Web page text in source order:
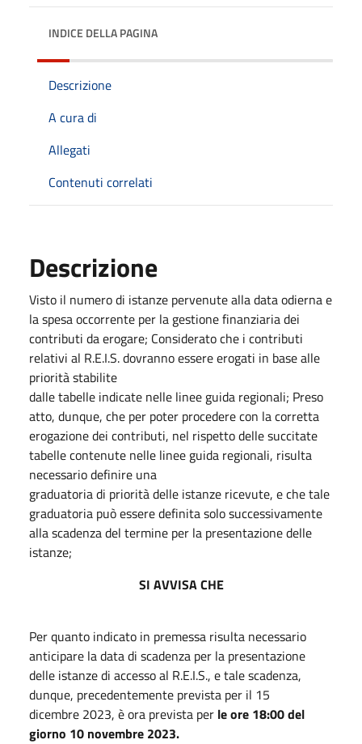
INDICE DELLA PAGINA
Descrizione
A cura di
Allegati
Contenuti correlati
Descrizione
Visto il numero di istanze pervenute alla data odierna e
la spesa occorrente per la gestione finanziaria dei
contributi da erogare; Considerato che i contributi
relativi al R.E.I.S. dovranno essere erogati in base alle
priorità stabilite
dalle tabelle indicate nelle linee guida regionali; Preso
atto, dunque, che per poter procedere con la corretta
erogazione dei contributi, nel rispetto delle succitate
tabelle contenute nelle linee guida regionali, risulta
necessario definire una
graduatoria di priorità delle istanze ricevute, e che tale
graduatoria può essere definita solo successivamente
alla scadenza del termine per la presentazione delle
istanze;
SI AVVISA CHE
Per quanto indicato in premessa risulta necessario
anticipare la data di scadenza per la presentazione
delle istanze di accesso al R.E.I.S., e tale scadenza,
dunque, precedentemente prevista per il 15
dicembre 2023, è ora prevista per le ore 18:00 del
giorno 10 novembre 2023.